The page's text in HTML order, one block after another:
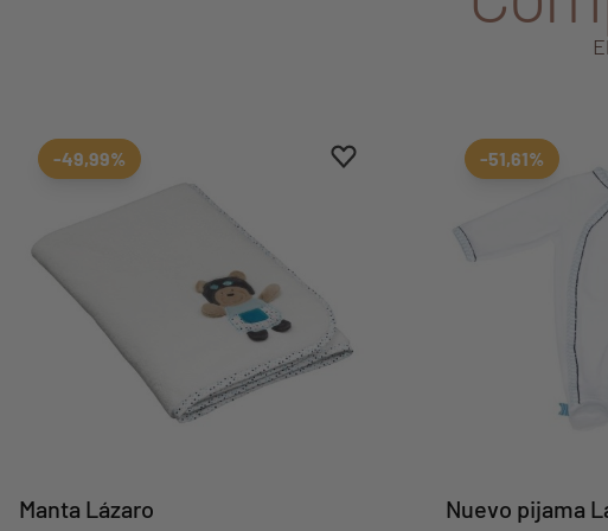
Aggiungi ai preferiti
borrar favoritos
-49,99%
Manta Lázaro
-51,61%
Nuevo pijama